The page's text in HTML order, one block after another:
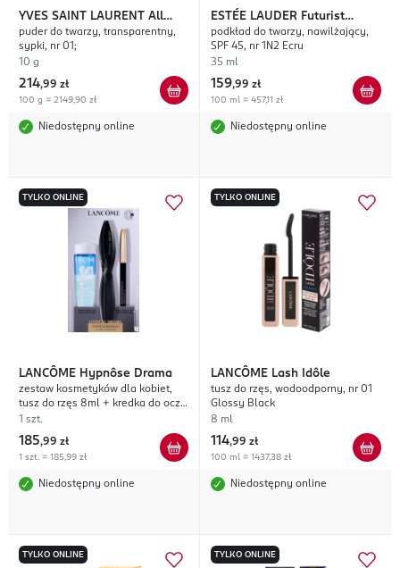
YVES SAINT LAURENT All
Hours Hyper Blur
puder do twarzy, transparentny,
sypki, nr 01;
10 g
214,99 zł
100 g = 2149,90 zł
Niedostępny online
ESTÉE LAUDER Futurist
Hydra Rescue
podkład do twarzy, nawilżający,
SPF 45, nr 1N2 Ecru
35 ml
159,99 zł
100 ml = 457,11 zł
Niedostępny online
TYLKO ONLINE
LANCÔME Hypnôse Drama
zestaw kosmetyków dla kobiet,
tusz do rzęs 8ml + kredka do oczu
0,7g + płyn do demakijażu 30ml
1 szt.
185,99 zł
1 szt. = 185,99 zł
Niedostępny online
TYLKO ONLINE
LANCÔME Lash Idôle
tusz do rzęs, wodoodporny, nr 01
Glossy Black
8 ml
114,99 zł
100 ml = 1437,38 zł
Niedostępny online
TYLKO ONLINE TYLKO ONLINE